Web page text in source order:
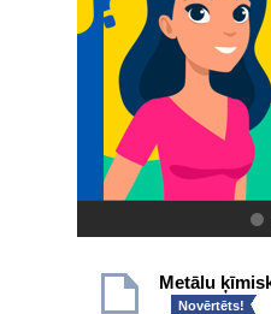
Metālu
Novērtēts!